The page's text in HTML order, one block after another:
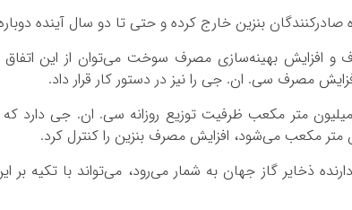
صادرکنندگان بنزین خارج کرده و حتی تا دو سال آینده
و افزایش بهینه‌سازی مصرف سوخت می‌توان از این اتفاق
مصرف سی. ان. جی را نیز در دستور کار قرار داد.
ایران در شرایط کنونی ۴۰ میلیون متر مکعب ظرفیت توزیع روزانه سی. ان.
ذخایر گاز جهان به شمار می‌رود، می‌تواند با